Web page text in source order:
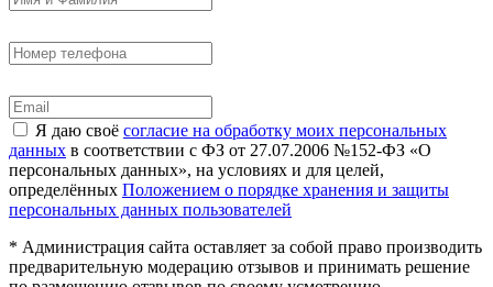
Я даю своё согласие на обработку моих персональных
данных в соответствии с ФЗ от 27.07.2006 №152-ФЗ «О
персональных данных», на условиях и для целей,
определённых Положением о порядке хранения и защиты
персональных данных пользователей
* Администрация сайта оставляет за собой право производить
предварительную модерацию отзывов и принимать решение